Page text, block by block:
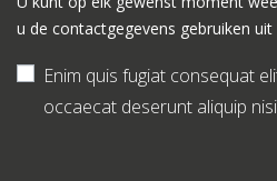
u de contactgegevens gebruiken
Enim quis fugiat consequat
occaecat deserunt aliquip